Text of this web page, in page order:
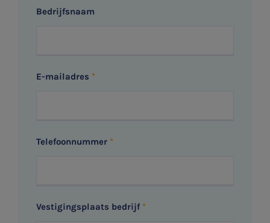
Bedrijfsnaam
E-mailadres
Telefoonnummer
Vestigingsplaats bedrijf